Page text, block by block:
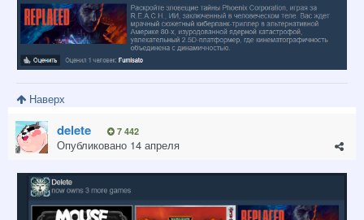
Наверх
delete 7 442
Опубликовано 14 апреля